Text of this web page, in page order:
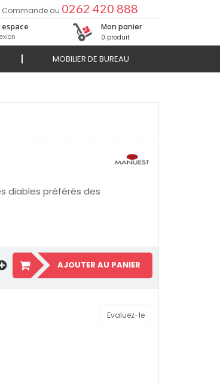
Commande au 0262 420 888
Mon panier
0 produit
MOBILIER DE BUREAU
diables préférés des
AJOUTER AU PANIER
Evaluez-le